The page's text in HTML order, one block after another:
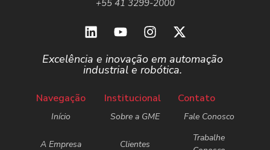
+55 41 3299-2000
Excelência e inovação em automação
industrial e robótica.
Navegação
Início
A Empresa
Institucional
Sobre a GME
Clientes
Contato
Fale Conosco
Trabalhe